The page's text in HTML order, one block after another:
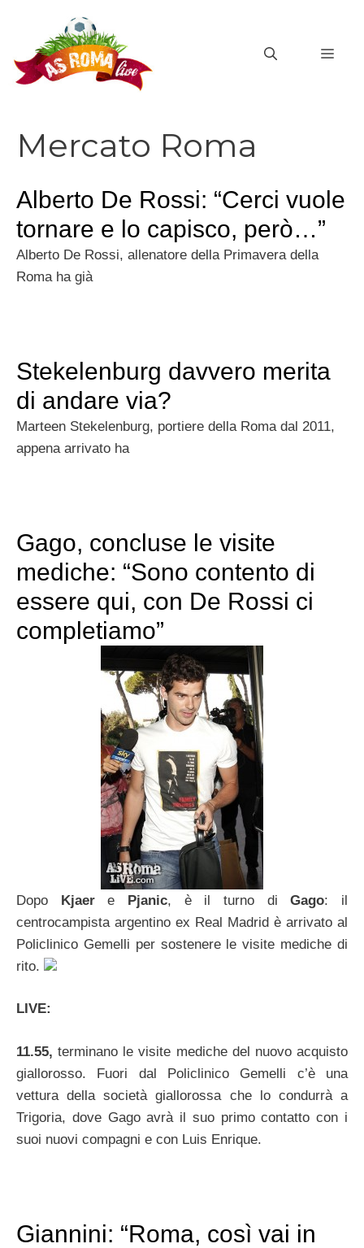
contenuto
Mercato Roma
Alberto De Rossi: “Cerci vuole
tornare e lo capisco, però…”
Alberto De Rossi, allenatore della Primavera della
Roma ha già
Stekelenburg davvero merita
di andare via?
Marteen Stekelenburg, portiere della Roma dal 2011,
appena arrivato ha
Gago, concluse le visite
mediche: “Sono contento di
essere qui, con De Rossi ci
completiamo”
Dopo Kjaere Pjanic, è il turno di Gago: il
centrocampista argentino ex Real Madrid è arrivato al
Policlinico Gemelli per sostenere le visite mediche di
rito.
LIVE:
11.55, terminano le visite mediche del nuovo acquisto
giallorosso. Fuori dal Policlinico Gemelli c’è una
vettura della società giallorossa che lo condurrà a
Trigoria, dove Gago avrà il suo primo contatto con i
suoi nuovi compagni e con Luis Enrique.
Giannini: “Roma, così vai in